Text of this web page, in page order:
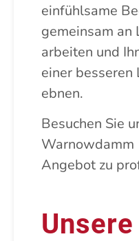
einfühlsame
gemeinsam an
arbeiten und
einer
ebnen.
Besuchen Sie
Warnowdamm
Angebot zu
Unsere